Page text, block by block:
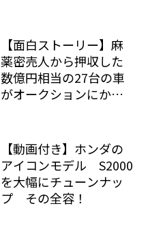
【面白ストーリー】麻
薬密売人から押収した
数億円相当の27台の車
がオークションにかけ
【動画付き】ホンダの
アイコンモデル S2000
を大幅にチューンナッ
プ その全容！